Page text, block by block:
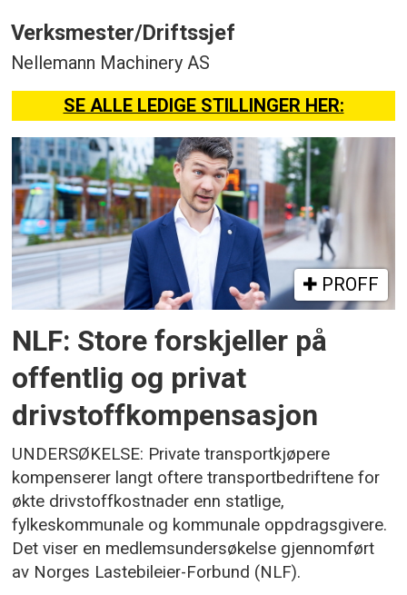
Verksmester/Driftssjef
Nellemann Machinery AS
SE ALLE LEDIGE STILLINGER HER:
PROFF
NLF: Store forskjeller på
offentlig og privat
drivstoffkompensasjon
UNDERSØKELSE: Private transportkjøpere
kompenserer langt oftere transportbedriftene for
økte drivstoffkostnader enn statlige,
fylkeskommunale og kommunale oppdragsgivere.
Det viser en medlemsundersøkelse gjennomført
av Norges Lastebileier-Forbund (NLF).